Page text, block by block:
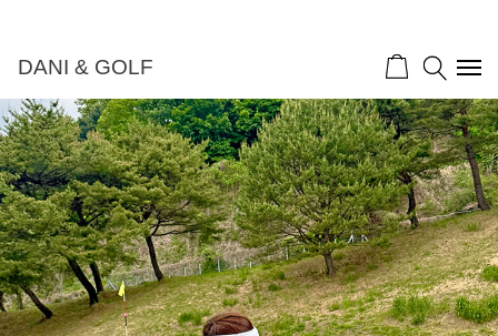
DANI & GOLF